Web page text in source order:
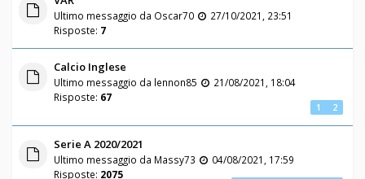
Ultimo messaggio da Oscar70
27/10/2021, 23:51
Risposte: 7
Calcio Inglese
Ultimo messaggio da lennon85
21/08/2021, 18:04
Risposte: 67
1 2
Serie A 2020/2021
Ultimo messaggio da Massy73
04/08/2021, 17:59
Risposte: 2075